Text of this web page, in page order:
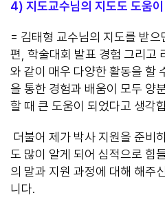
4) 지도교수님의 지도도 도움
= 김태형 교수님의 지도를 받
편, 학술대회 발표 경험 그리고
와 같이 매우 다양한 활동을 할
을 통한 경험과 배움이 모두 양
할 때 큰 도움이 되었다고 생각
더불어 제가 박사 지원을 준비
도 많이 알게 되어 심적으로 힘
의 말과 지원 과정에 대해 해주
니다.